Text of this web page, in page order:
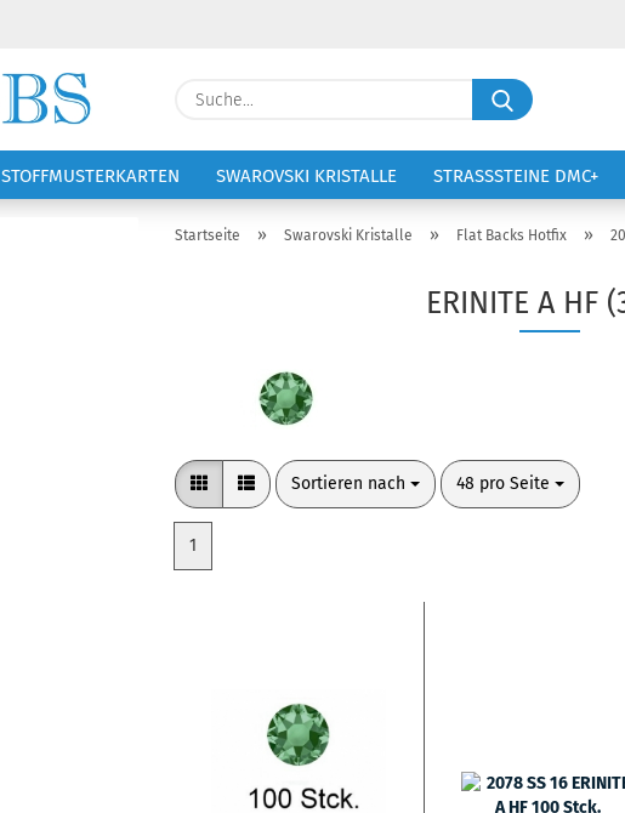
Lieferland Suche...
STOFFMUSTERKARTEN SWAROVSKI KRISTALLE STRASSSTEINE DMC+
VOLTIGIERANZÜGE STICKEREI
Startseite » Swarovski Kristalle » Flat Backs Hotfix »
ERINITE A HF
Sortieren nach
Sortieren nach 48 pro Seite
pro Seite
1